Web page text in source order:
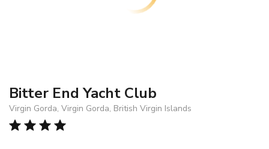
Bitter End Yacht Club
Virgin Gorda, Virgin Gorda, British Virgin Islands